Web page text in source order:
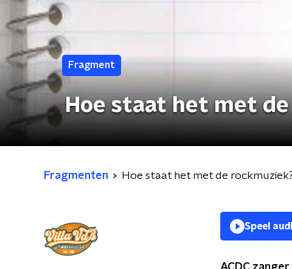
Fragment
Hoe staat het met
Fragmenten Hoe staat het met de
Speel